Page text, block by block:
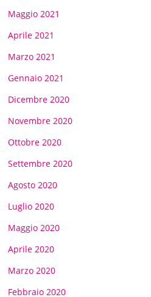
Maggio 2021
Aprile 2021
Marzo 2021
Gennaio 2021
Dicembre 2020
Novembre 2020
Ottobre 2020
Settembre 2020
Agosto 2020
Luglio 2020
Maggio 2020
Aprile 2020
Marzo 2020
Febbraio 2020